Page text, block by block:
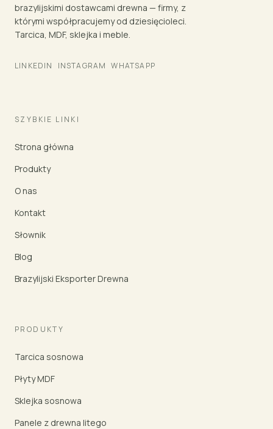
brazylijskimi dostawcami drewna — firmy, z
którymi współpracujemy od dziesięcioleci.
Tarcica, MDF, sklejka i meble.
LINKEDIN INSTAGRAM WHATSAPP
SZYBKIE LINKI
Strona główna
Produkty
O nas
Kontakt
Słownik
Blog
Brazylijski Eksporter Drewna
PRODUKTY
Tarcica sosnowa
Płyty MDF
Sklejka sosnowa
Panele z drewna litego